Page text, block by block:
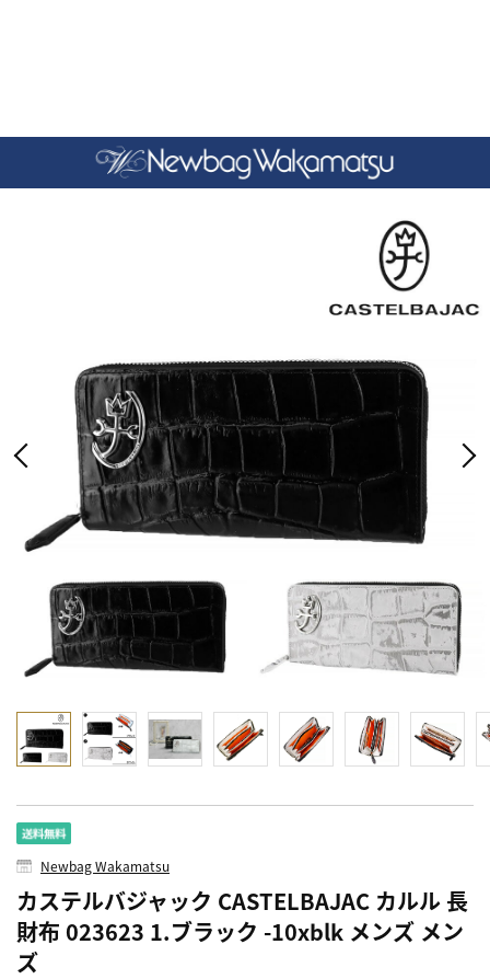
Newbag Wakamatsu
カステルバジャック CASTELBAJAC カルル 長
財布 023623 1.ブラック -10xblk メンズ メン
ズ